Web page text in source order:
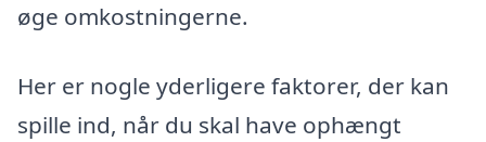
øge omkostningerne.
Her er nogle yderligere faktorer, der kan
spille ind, når du skal have ophængt